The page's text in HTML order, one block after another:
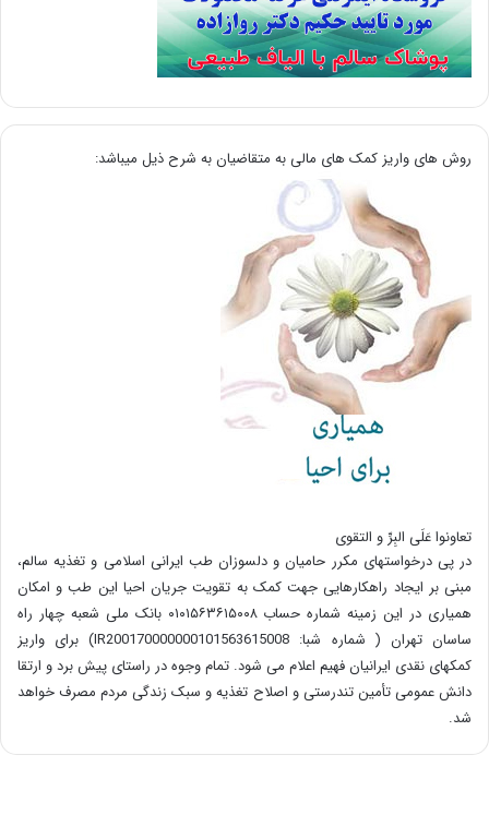
روش های واریز کمک های مالی به متقاضیان به شرح ذیل میباشد:
تعاونوا عَلَی البِرِّ و التقوی
در پی درخواستهای مکرر حامیان و دلسوزان طب ایرانی اسلامی و تغذیه سالم،
مبنی بر ایجاد راهکارهایی جهت کمک به تقویت جریان احیا این طب و امکان
همیاری در این زمینه شماره حساب ۰۱۰۱۵۶۳۶۱۵۰۰۸ بانک ملی شعبه چهار راه
ساسان تهران ( شماره شبا: IR200170000000101563615008) برای واریز
کمکهای نقدی ایرانیان فهیم اعلام می شود. تمام وجوه در راستای پیش برد و ارتقا
دانش عمومی تأمین تندرستی و اصلاح تغذیه و سبک زندگی مردم مصرف خواهد
شد.